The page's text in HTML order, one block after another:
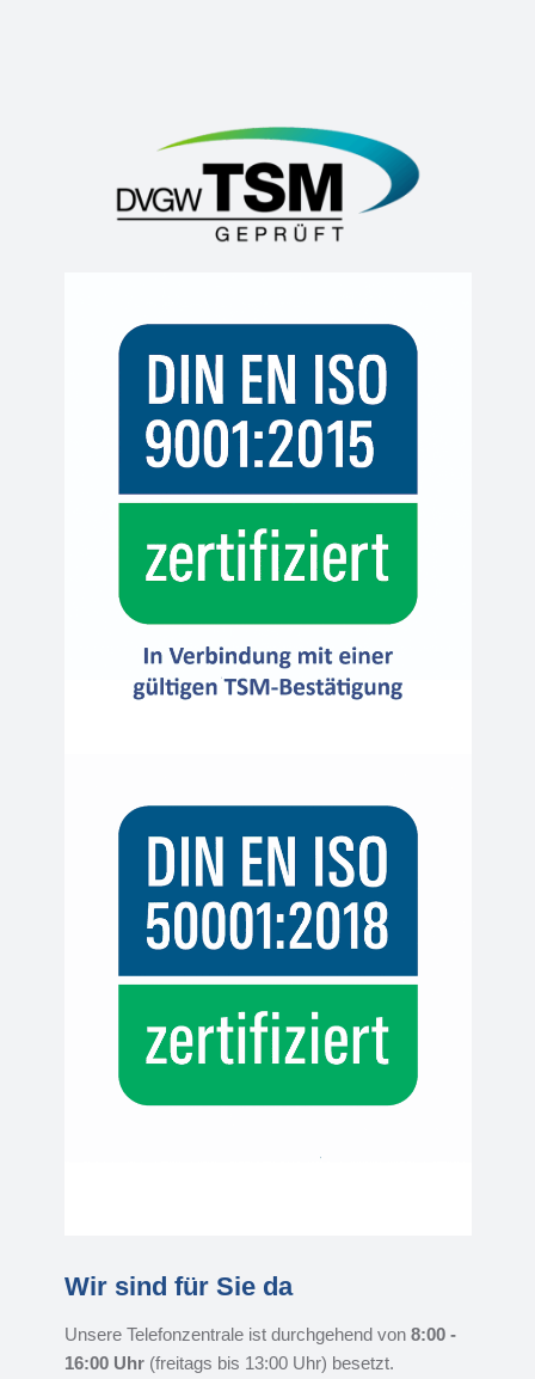
Wir sind für Sie da
Unsere Telefonzentrale ist durchgehend von 8:00 -
16:00 Uhr(freitags bis 13:00 Uhr) besetzt.